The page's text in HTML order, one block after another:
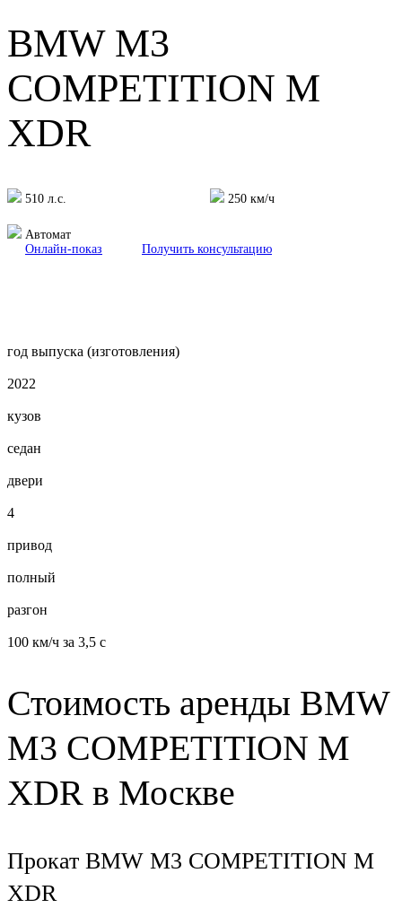
BMW М3
COMPETITION M
XDR
510 л.с. 250 км/ч
Автомат
Онлайн-показ
Получить консультацию
год выпуска (изготовления)
2022
кузов
седан
двери
4
привод
полный
разгон
100 км/ч за 3,5 с
Стоимость аренды BMW
М3 COMPETITION M
XDR в Москве
Прокат BMW М3 COMPETITION M
XDR